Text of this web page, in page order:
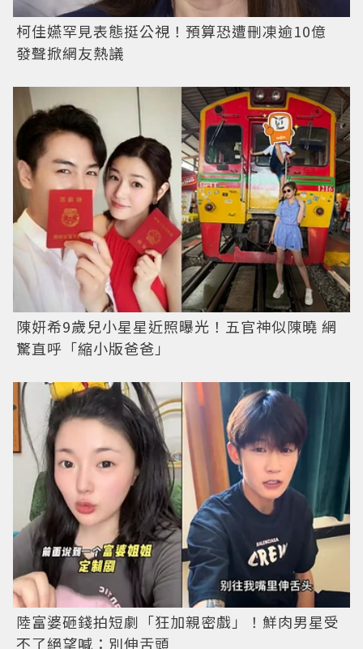
柯佳嬿罕見表態挺公視！預算恐遭刪凍逾10億
發聲掀網友熱議
陳妍希9歲兒小星星近照曝光！五官神似陳曉 網
驚直呼「縮小版爸爸」
陸富婆砸錢拍短劇「狂加親密戲」！鮮肉男星受
不了絕望喊：別伸舌頭